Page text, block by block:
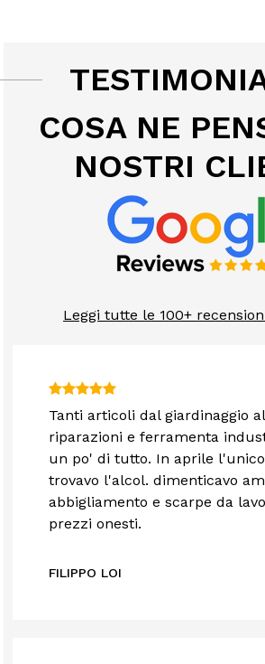
COSA NE
NOSTRI
Leggi tutte le 100+
Tanti articoli dal giardinaggio
riparazioni e ferramenta
un po' di tutto. In aprile
trovavo l'alcol. dimenticavo
abbigliamento e scarpe da
prezzi onesti.
FILIPPO LOI